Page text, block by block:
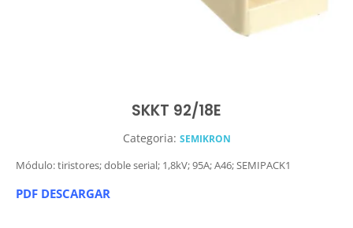
SKKT 92/18E
Categoria: SEMIKRON
Módulo: tiristores; doble serial; 1,8kV; 95A; A46; SEMIPACK1
PDF DESCARGAR